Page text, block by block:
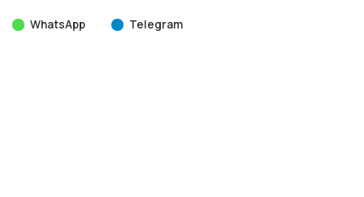
WhatsApp Telegram